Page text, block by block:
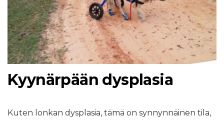
Kyynärpään dysplasia
Kuten lonkan dysplasia, tämä on synnynnäinen tila,